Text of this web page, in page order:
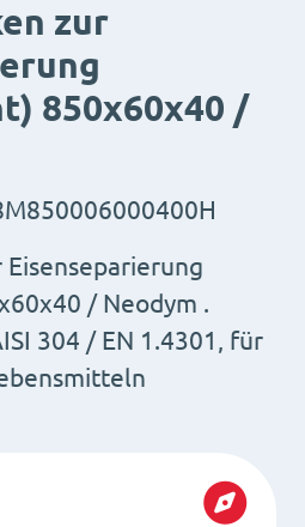
zur
850x60x40 /
/ Neodym .
304 / EN 1.4301, für